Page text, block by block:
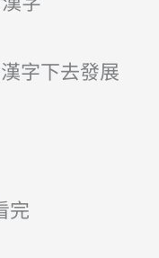
字下去發展
完